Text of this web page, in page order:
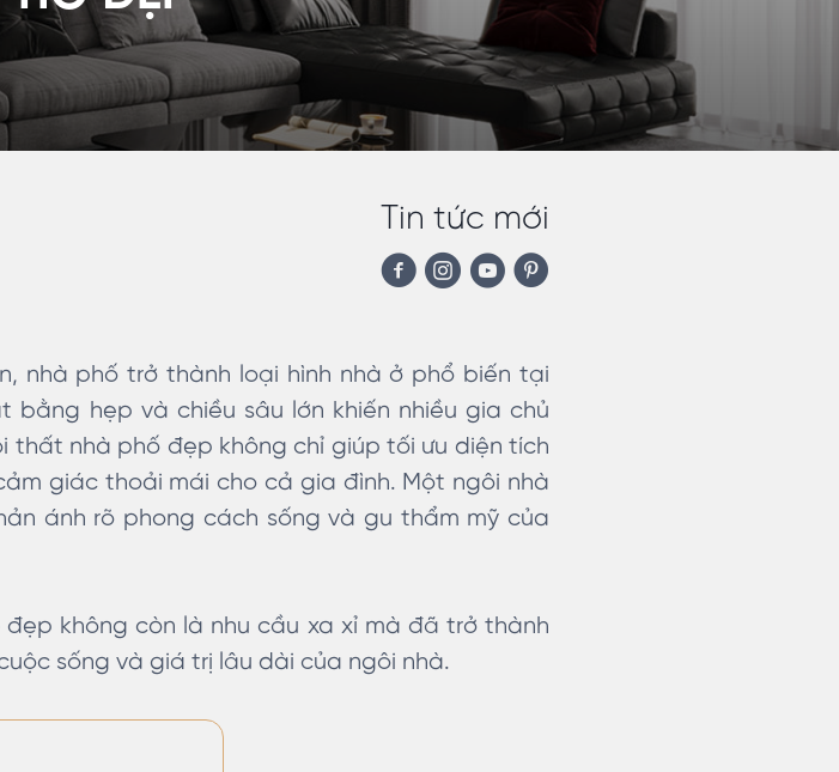
Tin tức mới
nhà phố trở thành loại hình nhà ở phổ biến tại
bằng hẹp và chiều sâu lớn khiến nhiều gia chủ
thất nhà phố đẹp không chỉ giúp tối ưu diện tích
giác thoải mái cho cả gia đình. Một ngôi nhà
ánh rõ phong cách sống và gu thẩm mỹ của
không còn là nhu cầu xa xỉ mà đã trở thành
sống và giá trị lâu dài của ngôi nhà.